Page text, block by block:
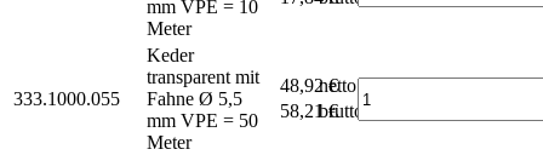
mm VPE = 10
Meter
333.1000.055
Keder
transparent mit
Fahne Ø 5,5
mm VPE = 50
Meter
48,92 €
netto
58,21 €brutto*